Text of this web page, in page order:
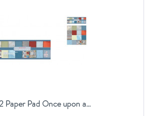
Paper Pad Once upon a...